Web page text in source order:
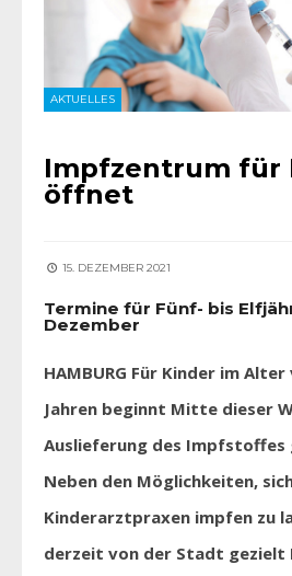
AKTUELLES
Impfzentrum für
öffnet
15. DEZEMBER 2021
Termine für Fünf- bis
Dezember
HAMBURG Für Kinder im
Jahren beginnt Mitte dieser
Auslieferung des Impfstoffes
Neben den Möglichkeiten,
Kinderarztpraxen impfen zu
derzeit von der Stadt gezielt